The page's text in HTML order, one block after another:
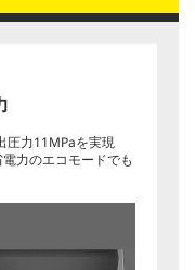
圧力11MPaを実現
力のエコモードでも